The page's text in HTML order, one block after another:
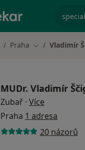
Praha Změna města
Vladimír
MUDr. Vladimír
Zubař · Více
Praha 1 adresa
20 názorů